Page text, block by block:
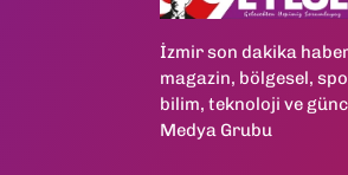
İzmir son dakika
magazin, bölgesel,
bilim, teknoloji ve
Medya Grubu